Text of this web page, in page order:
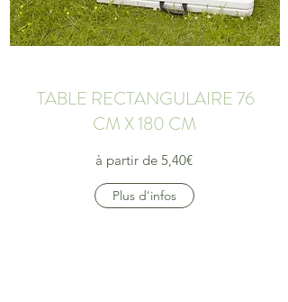
TABLE RECTANGULAIRE 76
CM X 180 CM
à partir de 5,40€
Plus d'infos